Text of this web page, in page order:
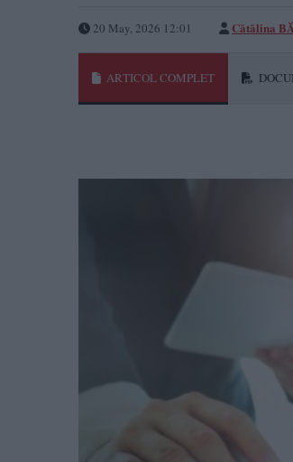
20 May, 2026 12:01 Cătălina
ARTICOL COMPLET